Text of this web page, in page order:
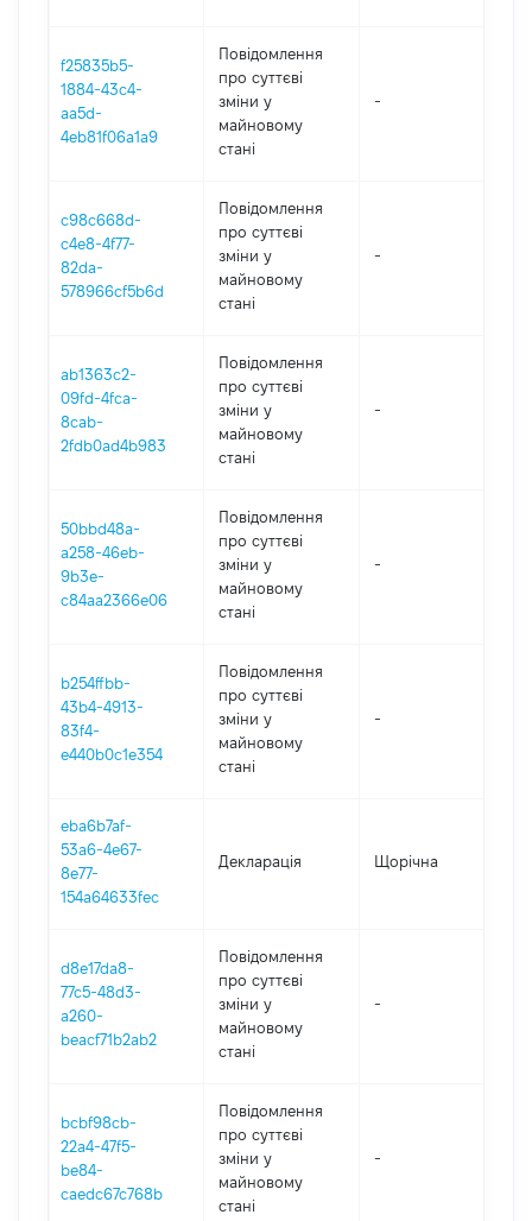
f25835b5-
1884-43c4-
aa5d-
4eb81f06a1a9
Повідомлення
про суттєві
зміни y
майновому
стані
-
c98c668d-
c4e8-4f77-
82da-
578966cf5b6d
Повідомлення
про суттєві
зміни y
майновому
стані
-
ab1363c2-
09fd-4fca-
8cab-
2fdb0ad4b983
Повідомлення
про суттєві
зміни y
майновому
стані
-
50bbd48a-
a258-46eb-
9b3e-
c84aa2366e06
Повідомлення
про суттєві
зміни y
майновому
стані
-
b254ffbb-
43b4-4913-
83f4-
e440b0c1e354
Повідомлення
про суттєві
зміни y
майновому
стані
-
eba6b7af-
53a6-4e67-
8e77-
154a64633fec
Декларація Щорічна
d8e17da8-
77c5-48d3-
a260-
beacf71b2ab2
Повідомлення
про суттєві
зміни y
майновому
стані
-
bcbf98cb-
22a4-47f5-
be84-
caedc67c768b
Повідомлення
про суттєві
зміни y
майновому
стані
-